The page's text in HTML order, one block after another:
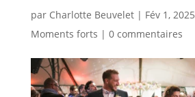
par Charlotte Beuvelet| Fév 1, 2025
Moments forts | 0 commentaires